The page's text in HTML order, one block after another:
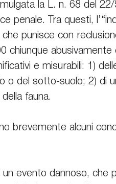
la L. n. 68 del
penale. Tra questi,
che punisce con
chiunque
e misurabili: 1)
o del sotto-suolo; 2) di
fauna.
brevemente alcuni
un evento dannoso, che